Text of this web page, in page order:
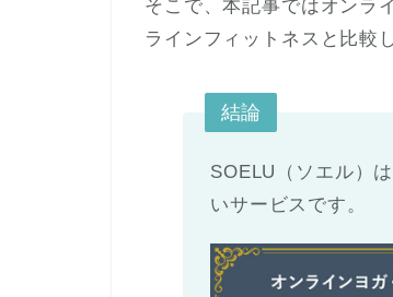
そこで、本記事ではオンラ
ラインフィットネスと比較
結論
SOELU（ソエル）
いサービスです。